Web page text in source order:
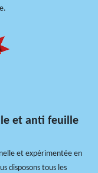
et anti feuille
et expérimentée en
disposons tous les